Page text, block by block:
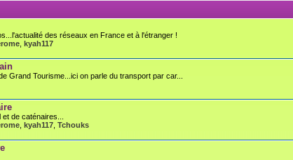
des réseaux en France et à l'étranger !
kyah117
Grand Tourisme...ici on parle du transport par car...
de caténaires...
kyah117 Tchouks